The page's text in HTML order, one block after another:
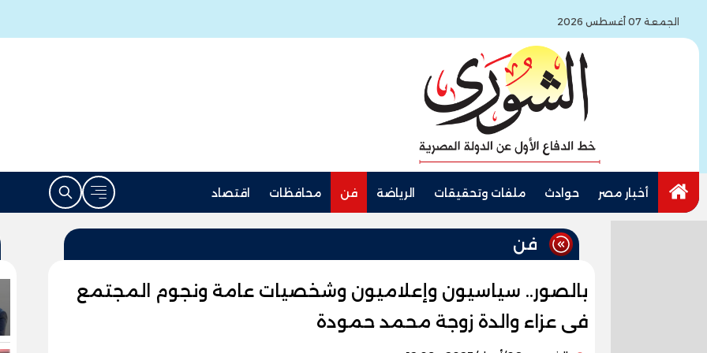
الجمعة 07 أغسطس 2026
أخبار مصر حوادث ملفات وتحقيقات الرياضة فن محافظات اقتصاد
فن
بالصور.. سياسيون وإعلاميون وشخصيات عامة ونجوم المجتمع
فى عزاء والدة زوجة محمد حمودة